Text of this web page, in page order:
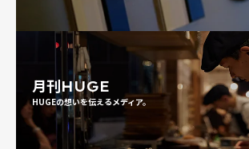
月刊HUGE
HUGEの想いを伝えるメディア。